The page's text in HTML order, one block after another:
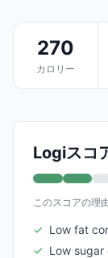
270
カロリー
Logiスコ
このスコアの理
✓ Low fat
✓ Low